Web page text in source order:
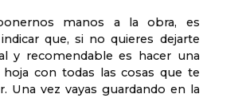
manos a la obra, es
que, si no quieres dejarte
y recomendable es hacer una
hoja con todas las cosas que te
Una vez vayas guardando en la